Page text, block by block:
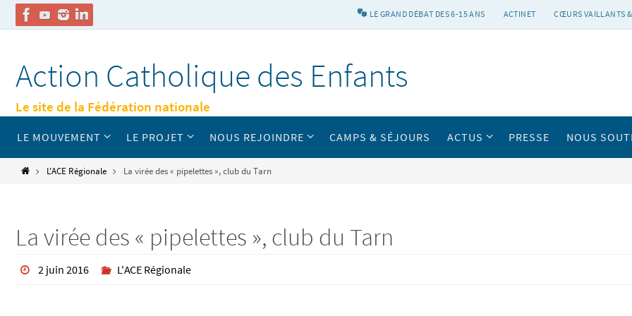
contenu
LE GRAND DÉBAT DES 6-15 ANS ACTINET CŒURS VAILLANTS
Action Catholique des Enfants
Le site de la Fédération nationale
contenu
LE MOUVEMENT LE PROJET NOUS REJOINDRE CAMPS & SÉJOURS ACTUS PRESSE NOUS
HomeL'ACE Régionale La virée des « pipelettes », club du Tarn
La virée des « pipelettes », club du Tarn
2 juin 2016 L'ACE Régionale